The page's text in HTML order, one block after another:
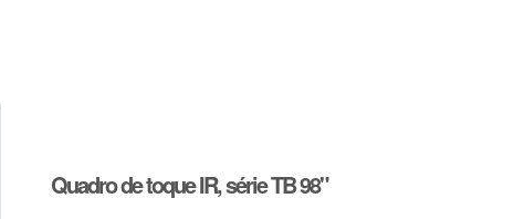
Quadro de toque IR, série TB 98"